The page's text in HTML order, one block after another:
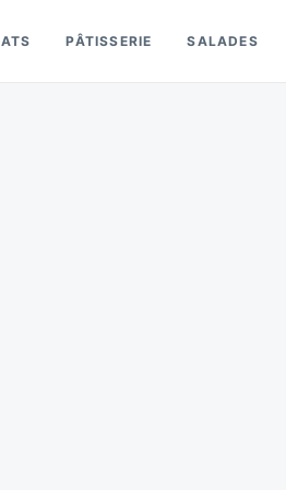
PÂTISSERIE SALADES